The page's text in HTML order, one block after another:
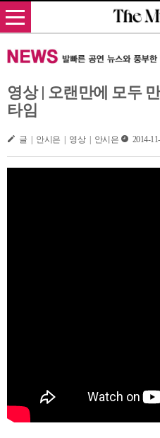
영상 | 오랜만에 모두
타임
글 | 안시은 | 영상 | 안시은 2014-